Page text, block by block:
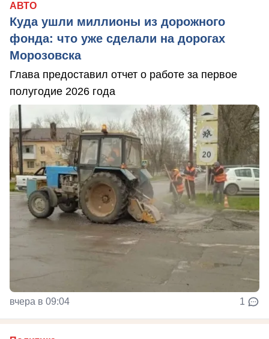
АВТО
Куда ушли миллионы из дорожного
фонда: что уже сделали на дорогах
Морозовска
Глава предоставил отчет о работе за первое
полугодие 2026 года
вчера в 09:04 1